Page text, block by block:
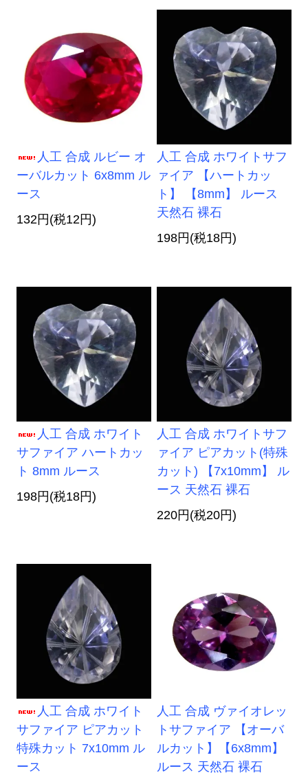
人工 合成 ルビー オ
ーバルカット 6x8mm ル
ース
132円(税12円)
人工 合成 ホワイトサフ
ァイア 【ハートカッ
ト】 【8mm】 ルース
天然石 裸石
198円(税18円)
人工 合成 ホワイト
サファイア ハートカッ
ト 8mm ルース
198円(税18円)
人工 合成 ホワイトサフ
ァイア ピアカット(特殊
カット) 【7x10mm】 ル
ース 天然石 裸石
220円(税20円)
人工 合成 ホワイト
サファイア ピアカット
特殊カット 7x10mm ル
ース
人工 合成 ヴァイオレッ
トサファイア 【オーバ
ルカット】【6x8mm】
ルース 天然石 裸石